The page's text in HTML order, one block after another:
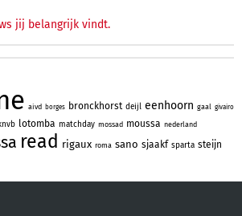
jij belangrijk vindt.
aivd borges bronckhorst deijl eenhoorn gaal givairo
knvb lotomba matchday mossad moussa nederland
read rigaux roma sano sjaakf sparta steijn